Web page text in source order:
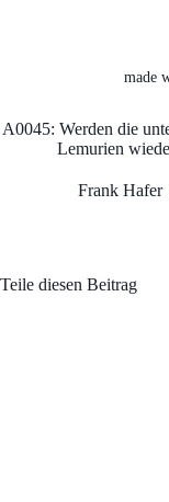
made
A0045: Werden die
Lemurien
Frank Hafer
Teile diesen Beitrag